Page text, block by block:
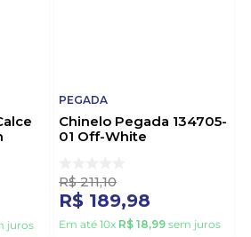
juros
PEGADA
Chinelo Pegada 134705-
01 Off-White
R$ 211,10
R$ 189,98
Em até 10x R$ 18,99 sem juros